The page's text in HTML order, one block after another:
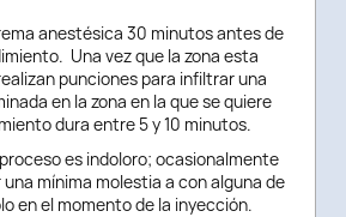
anestésica 30 minutos antes de
Una vez que la zona esta
punciones para infiltrar una
en la zona en la que se quiere
dura entre 5 y 10 minutos.
es indoloro; ocasionalmente
mínima molestia a con alguna de
en el momento de la inyección.